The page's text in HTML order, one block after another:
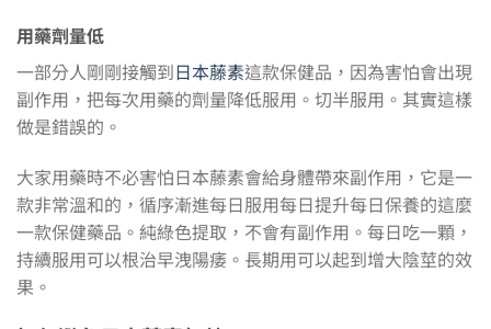
用藥劑量低
一部分人剛剛接觸到日本藤素這款保健品，因為害怕會出現
副作用，把每次用藥的劑量降低服用。切半服用。其實這樣
做是錯誤的。
大家用藥時不必害怕日本藤素會給身體帶來副作用，它是一
款非常溫和的，循序漸進每日服用每日提升每日保養的這麼
一款保健藥品。純綠色提取，不會有副作用。每日吃一顆，
持續服用可以根治早洩陽痿。長期用可以起到增大陰莖的效
果。